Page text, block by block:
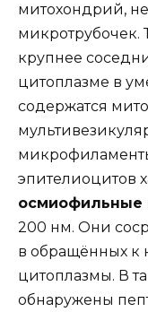
митохондрий,
микротрубочек.
крупнее
цитоплазме в
содержатся
эпителиоцитов
осмиофильные
200 нм. Они
в обращённых к
цитоплазмы. В
обнаружены